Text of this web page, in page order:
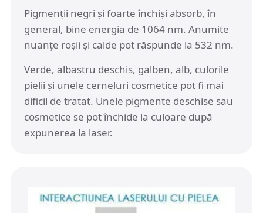
Pigmenții negri și foarte închiși absorb, în
general, bine energia de 1064 nm. Anumite
nuanțe roșii și calde pot răspunde la 532 nm.
Verde, albastru deschis, galben, alb, culorile
pielii și unele cerneluri cosmetice pot fi mai
dificil de tratat. Unele pigmente deschise sau
cosmetice se pot închide la culoare după
expunerea la laser.